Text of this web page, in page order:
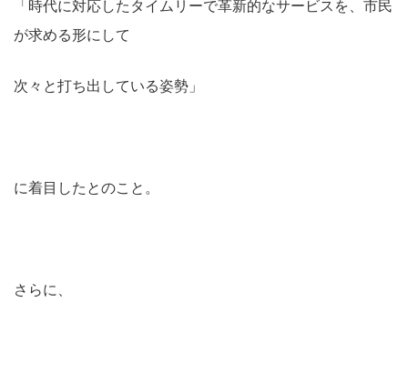
「時代に対応したタイムリーで革新的なサービスを、市民
が求める形にして
次々と打ち出している姿勢」
に着目したとのこと。
さらに、